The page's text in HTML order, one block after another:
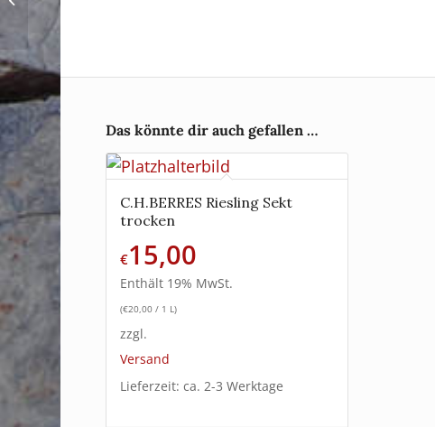
Das könnte dir auch gefallen …
C.H.BERRES Riesling Sekt
trocken
€15,00
Enthält 19% MwSt.
(€20,00 / 1 L)
zzgl.
Versand
Lieferzeit: ca. 2-3 Werktage
Auslese*** edelsüß